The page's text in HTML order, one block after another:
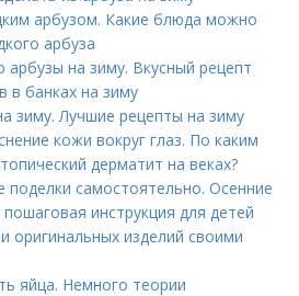
арбузом. Какие блюда можно
арбуза
на зиму. Вкусный рецепт
в банках на зиму
зиму. Лучшие рецепты на зиму
кожи вокруг глаз. По каким
дерматит на веках?
поделки самостоятельно. Осенние
инструкция для детей
оригинальных изделий своими
яйца. Немного теории